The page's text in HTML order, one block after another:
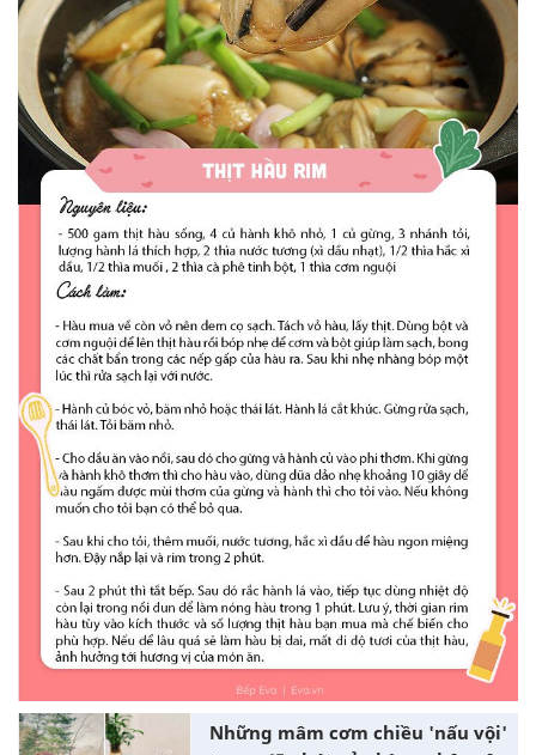
Những mâm cơm chiều 'nấu vội'